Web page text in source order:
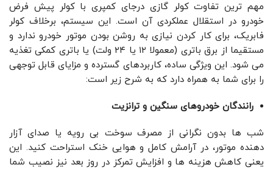
مهم ‌ترین تفاوت کولر گازی درجای کمپری با کولر پیش‌ فرض
خودرو در استقلال عملکردی آن است. این سیستم، برخلاف کولر
فابریک، برای کار کردن نیازی به روشن بودن موتور خودرو ندارد و
مستقیما از برق باتری (معمولا ۱۲ یا ۲۴ ولت) یا باتری کمکی تغذیه
می ‌شود. این ویژگی ساده، کاربردهای گسترده و مزایای قابل توجهی
را برای شما به همراه دارد که به شرح زیر است:
رانندگان خودروهای سنگین و ترانزیت
شب‌ ها بدون نگرانی از مصرف سوخت بی‌ رویه یا صدای آزار
دهنده موتور، در آرامش کامل و هوایی خنک استراحت کنید. این
یعنی کاهش هزینه ‌ها و افزایش تمرکز در روز بعد نیز نصیب شما